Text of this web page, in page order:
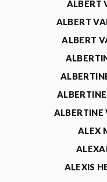
ALBERT
ALBERT
ALBERT
ALBERTINE
ALEX
ALEXIS